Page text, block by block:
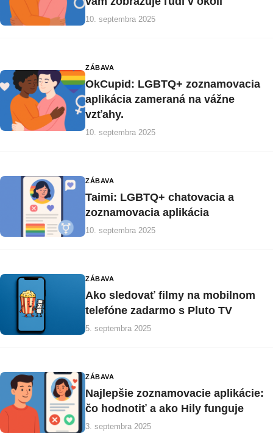
10. septembra 2025
ZÁBAVA
OkCupid: LGBTQ+ zoznamovacia
aplikácia zameraná na vážne
vzťahy.
10. septembra 2025
ZÁBAVA
Taimi: LGBTQ+ chatovacia a
zoznamovacia aplikácia
10. septembra 2025
ZÁBAVA
Ako sledovať filmy na mobilnom
telefóne zadarmo s Pluto TV
5. septembra 2025
ZÁBAVA
Najlepšie zoznamovacie aplikácie:
čo hodnotiť a ako Hily funguje
3. septembra 2025